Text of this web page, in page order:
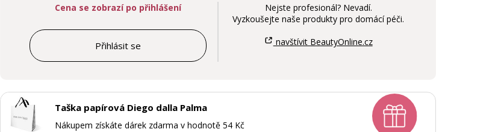
Cena se zobrazí po přihlášení
Přihlásit se
Nejste profesionál? Nevadí.
Vyzkoušejte naše produkty pro domácí péči.
navštívit BeautyOnline.cz
Taška papírová Diego dalla Palma
Nákupem získáte dárek zdarma v hodnotě 54 Kč